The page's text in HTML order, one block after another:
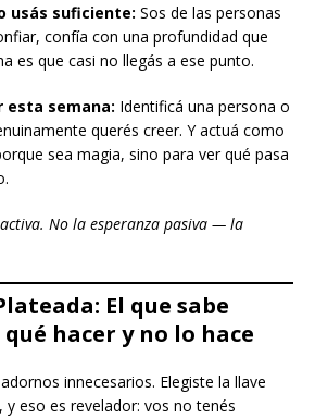
usás suficiente: Sos de las personas
confía con una profundidad que
es que casi no llegás a ese punto.
esta semana: Identificá una persona o
querés creer. Y actuá como
sea magia, sino para ver qué pasa
No la esperanza pasiva — la
El que sabe
hacer y no lo hace
innecesarios. Elegiste la llave
eso es revelador: vos no tenés